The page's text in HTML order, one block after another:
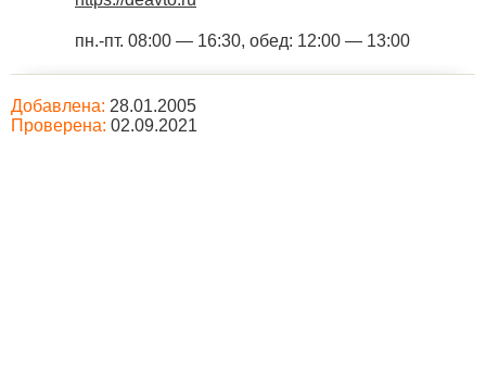
пн.-пт. 08:00 — 16:30, обед: 12:00 — 13:00
Добавлена: 28.01.2005
Проверена: 02.09.2021